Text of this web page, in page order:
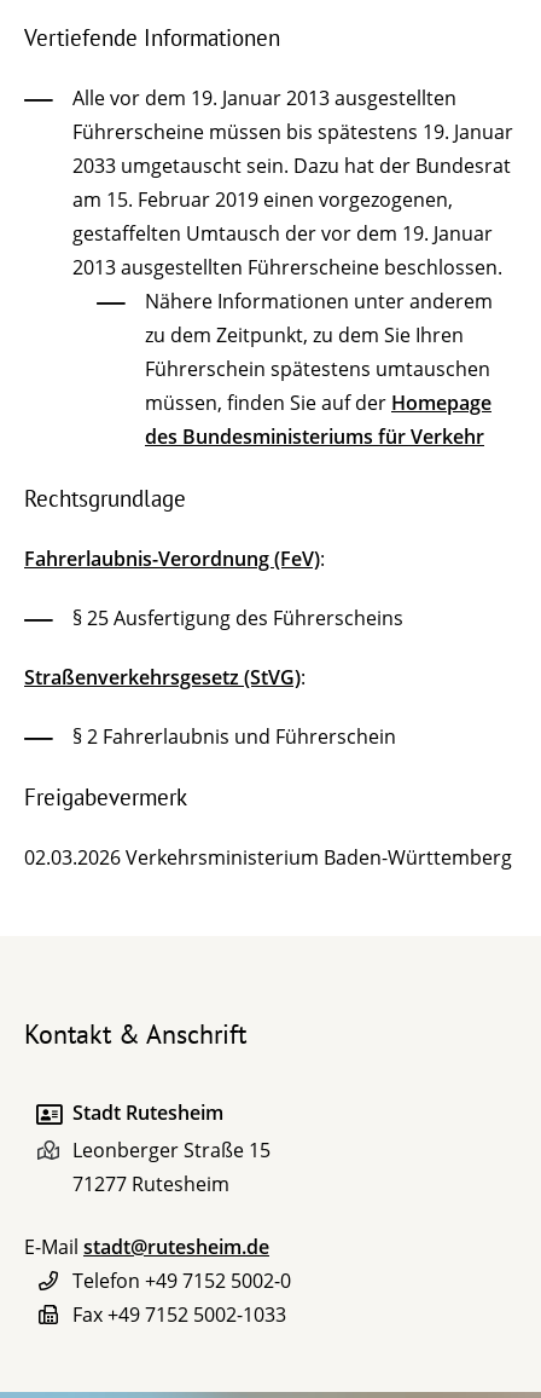
Vertiefende Informationen
Alle vor dem 19. Januar 2013 ausgestellten
Führerscheine müssen bis spätestens 19. Januar
2033 umgetauscht sein. Dazu hat der Bundesrat
am 15. Februar 2019 einen vorgezogenen,
gestaffelten Umtausch der vor dem 19. Januar
2013 ausgestellten Führerscheine beschlossen.
Nähere Informationen unter anderem
zu dem Zeitpunkt, zu dem Sie Ihren
Führerschein spätestens umtauschen
müssen, finden Sie auf der Homepage
des Bundesministeriums für Verkehr
Rechtsgrundlage
Fahrerlaubnis-Verordnung (FeV):
§ 25 Ausfertigung des Führerscheins
Straßenverkehrsgesetz (StVG):
§ 2 Fahrerlaubnis und Führerschein
Freigabevermerk
02.03.2026 Verkehrsministerium Baden-Württemberg
Kontakt & Anschrift
Stadt Rutesheim
Leonberger Straße 15
71277 Rutesheim
E-Mail stadt@rutesheim.de
Telefon +49 7152 5002-0
Fax+49 7152 5002-1033